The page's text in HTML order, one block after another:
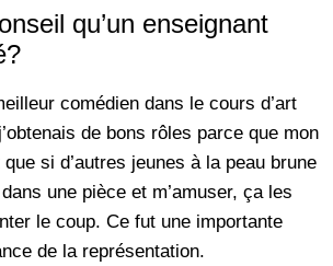
qu’un enseignant
comédien dans le cours d’art
de bons rôles parce que mon
que si d’autres jeunes à la peau brune
une pièce et m’amuser, ça les
le coup. Ce fut une importante
de la représentation.